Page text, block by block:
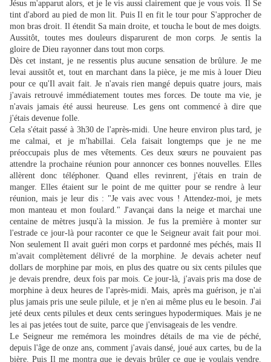
Jésus m'apparut alors, et je le vis aussi clairement que je vous vois. Il Se
tint d'abord au pied de mon lit. Puis Il en fit le tour pour S'approcher de
mon bras droit. Il étendit Sa main droite, et toucha le bout de mes doigts.
Aussitôt, toutes mes douleurs disparurent de mon corps. Je sentis la
gloire de Dieu rayonner dans tout mon corps.
Dès cet instant, je ne ressentis plus aucune sensation de brûlure. Je me
levai aussitôt et, tout en marchant dans la pièce, je me mis à louer Dieu
pour ce qu'Il avait fait. Je n'avais rien mangé depuis quatre jours, mais
j'avais retrouvé immédiatement toutes mes forces. De toute ma vie, je
n'avais jamais été aussi heureuse. Les gens ont commencé à dire que
j'étais devenue folle.
Cela s'était passé à 3h30 de l'après-midi. Une heure environ plus tard, je
me calmai, et je m'habillai. Cela faisait longtemps que je ne me
préoccupais plus de mes vêtements. Ces deux sœurs ne pouvaient pas
attendre la prochaine réunion pour annoncer ces bonnes nouvelles. Elles
allèrent donc téléphoner. Quand elles revinrent, j'étais en train de
manger. Elles étaient sur le point de me quitter pour se rendre à leur
réunion, mais je leur dis : "Je vais avec vous ! Attendez-moi, je mets
mon manteau et mon foulard." J'avançai dans la neige et marchai une
centaine de mètres jusqu'à la mission. Je fus la première à monter sur
l'estrade ce jour-là pour raconter ce que le Seigneur avait fait pour moi.
Non seulement Il avait guéri mon corps et pardonné mes péchés, mais Il
m'avait complètement délivré de la morphine. Je devais acheter neuf
dollars de morphine par mois, en plus des quatre ou six cents pilules que
je devais prendre, deux fois par mois. Ce jour-là, j'avais pris ma dose de
morphine à deux heures de l'après-midi. Mais, après ma guérison, je n'ai
plus jamais pris une seule pilule, et je n'en ai même plus eu le besoin. J'ai
jeté deux cents pilules et deux cents seringues hypodermiques. Mais je ne
les ai pas jetées tout de suite, parce que j'envisageais de les vendre.
Le Seigneur me remémora les moindres détails de ma vie de péché,
depuis l'âge de onze ans, comment j'avais dansé, joué aux cartes, bu de la
bière. Puis Il me montra que je devais brûler ce que je voulais vendre.